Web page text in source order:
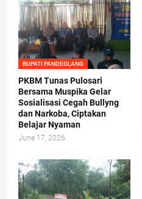
BUPATI PANDEGLANG
PKBM Tunas Pulosari
Bersama Muspika Gelar
Sosialisasi Cegah Bullyng
dan Narkoba, Ciptakan
Belajar Nyaman
June 17, 2026